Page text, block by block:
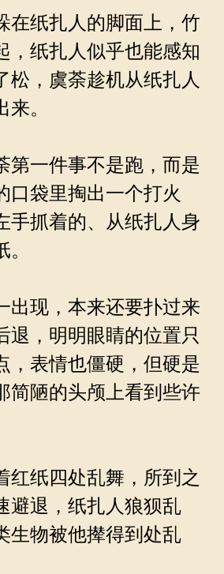
纸扎人的脚面上，竹
，纸扎人似乎也能感知
松，虞荼趁机从纸扎人
。
一件事不是跑，而是
口袋里掏出一个打火
手抓着的、从纸扎人身
现，本来还要扑过来
退，明明眼睛的位置只
，表情也僵硬，但硬是
简陋的头颅上看到些许
纸四处乱舞，所到之
避退，纸扎人狼狈乱
生物被他撵得到处乱